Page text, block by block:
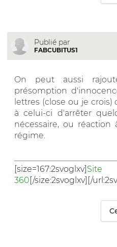
Publié par
FABCUBITUS1
On peut aussi
présomption
lettres (close ou je
à celui-ci d'arrêter
nécessaire, ou réaction
régime.
[size=167:2svoglxv]
360[/size:2svoglxv][/